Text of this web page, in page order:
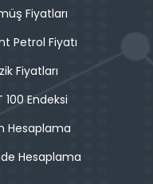
Fiyatları
Petrol Fiyatı
Fiyatları
100 Endeksi
Hesaplama
Hesaplama